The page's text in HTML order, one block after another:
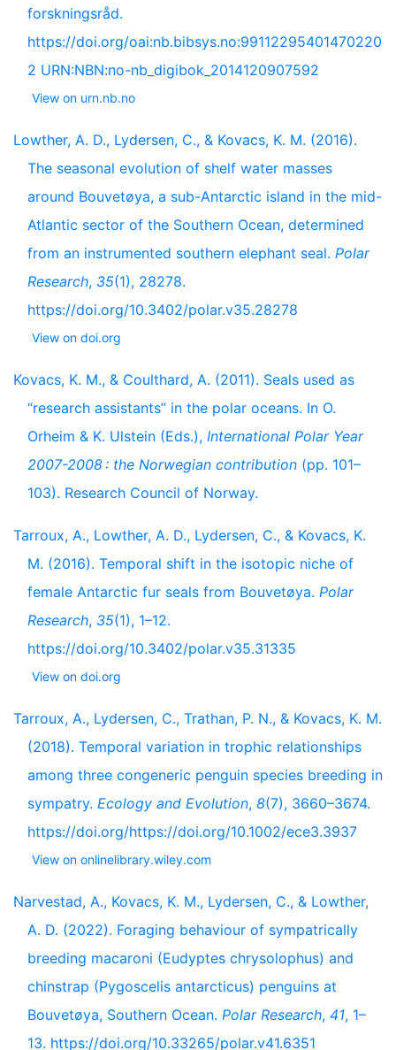
forskningsråd.
https://doi.org/oai:nb.bibsys.no:99112295401470220
2 URN:NBN:no-nb_digibok_2014120907592
View on urn.nb.no
Lowther, A. D., Lydersen, C., & Kovacs, K. M. (2016).
The seasonal evolution of shelf water masses
around Bouvetøya, a sub-Antarctic island in the mid-
Atlantic sector of the Southern Ocean, determined
from an instrumented southern elephant seal. Polar
Research, 35(1), 28278.
https://doi.org/10.3402/polar.v35.28278
View on doi.org
Kovacs, K. M., & Coulthard, A. (2011). Seals used as
“research assistants” in the polar oceans. In O.
Orheim & K. Ulstein (Eds.), International Polar Year
2007-2008 : the Norwegian contribution (pp. 101–
103). Research Council of Norway.
Tarroux, A., Lowther, A. D., Lydersen, C., & Kovacs, K.
M. (2016). Temporal shift in the isotopic niche of
female Antarctic fur seals from Bouvetøya. Polar
Research, 35(1), 1–12.
https://doi.org/10.3402/polar.v35.31335
View on doi.org
Tarroux, A., Lydersen, C., Trathan, P. N., & Kovacs, K. M.
(2018). Temporal variation in trophic relationships
among three congeneric penguin species breeding in
sympatry. Ecology and Evolution, 8(7), 3660–3674.
https://doi.org/https://doi.org/10.1002/ece3.3937
View on onlinelibrary.wiley.com
Narvestad, A., Kovacs, K. M., Lydersen, C., & Lowther,
A. D. (2022). Foraging behaviour of sympatrically
breeding macaroni (Eudyptes chrysolophus) and
chinstrap (Pygoscelis antarcticus) penguins at
Bouvetøya, Southern Ocean. Polar Research, 41, 1–
13. https://doi.org/10.33265/polar.v41.6351